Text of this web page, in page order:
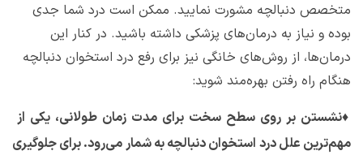
متخصص دنبالچه مشورت نمایید. ممکن است درد شما جدی
بوده و نیاز به درمان‌های پزشکی داشته باشید. در کنار این
درمان‌ها، از روش‌های خانگی نیز برای رفع درد استخوان دنبالچه
هنگام راه رفتن بهره‌مند شوید:
♦
مهم‌ترین علل درد استخوان دنبالچه به شمار می‌رود. برای جلوگیری